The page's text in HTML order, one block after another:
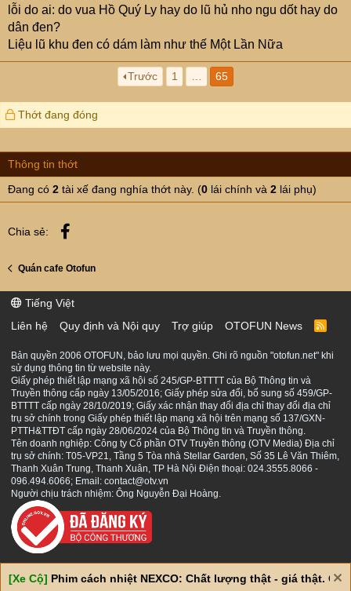
cho tôi nhiều nhất, các thứ trưởng cũng vậy để thúc
vietnamnet.vn
lỗi do ai: do vua Hồ Quý Ly hay do lũ hủ nho ngu dốt hay do
dân đen?
Liệu lũ khu đen có dám làm như thế Một Lần Nữa
Trước 1 65
Thớt đang đóng
Thông tin thớt
Đang có 2 tài xế đang nghía thớt này. (0 lái chính và 2 lái phụ)
Chia sẻ:
Quán cafe Otofun
Tiếng Việt
Liên hệ
Quy định và Nội quy Trợ giúp OTOFUN News
R
S
Bản quyền 2006 OTOFUN, bảo lưu mọi quyền. Ghi rõ nguồn "otofun.net" khi
sử dụng thông tin từ website này.
Giấy phép thiết lập mạng xã hội số 245/GP-BTTTT của Bộ Thông tin và
Truyền thông cấp ngày 13/05/2016; Giấy phép sửa đổi, bổ sung số 459/GP-
BTTTT cấp ngày 28/10/2019; Giấy xác nhận thay đổi địa chỉ thay đổi địa chỉ
trụ sở chính trong Giấy phép thiết lập mạng xã hội trên mạng số 137/GXN-
PTTH&TTĐT cấp ngày 28/06/2024 của Bộ Thông tin và Truyền thông.
Tên doanh nghiệp: Công ty Cổ phần OTV Truyền thông (OTV Media) Địa chỉ
trụ sở chính: T05-VP21, Tầng 5 Tòa nhà Stellar Garden, Số 35 Lê Văn Thiêm,
Thanh Xuân Trung, Thanh Xuân, TP Hà Nội Điện thoại: 024.3555.8066 -
096.494.6066; Email: contact@otv.vn
Người chịu trách nhiệm: Ông Nguyễn Đại Hoàng.
[Xe Cộ] Phim cách nhiệt NEXCO: Chất lượng thật - giá thật. Giá